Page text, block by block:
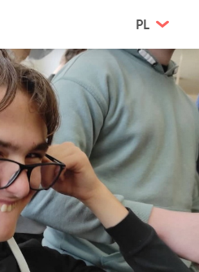
PL